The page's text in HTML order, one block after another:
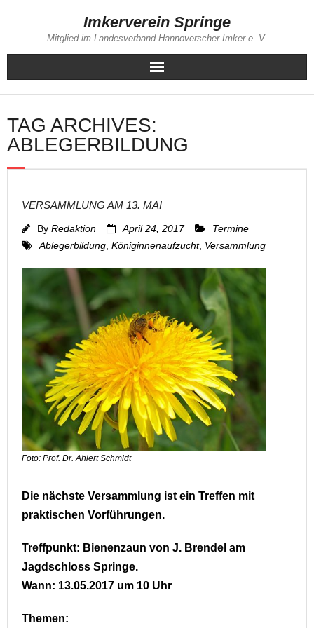
Imkerverein Springe
Mitglied im Landesverband Hannoverscher Imker e. V.
TAG ARCHIVES:
ABLEGERBILDUNG
VERSAMMLUNG AM 13. MAI
By Redaktion April 24, 2017
Termine
Ablegerbildung Königinnenaufzucht, Versammlung
Foto: Prof. Dr. Ahlert Schmidt
Die nächste Versammlung ist ein Treffen mit
praktischen Vorführungen.
Treffpunkt: Bienenzaun von J. Brendel am
Jagdschloss Springe.
Wann: 13.05.2017 um 10 Uhr
Themen: